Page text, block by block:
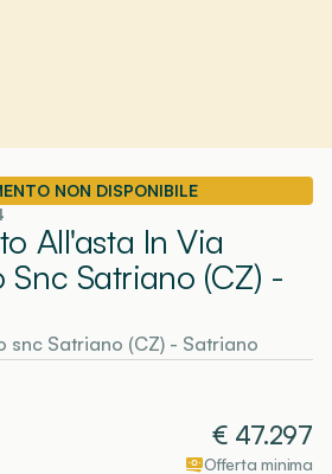
NON DISPONIBILE
All'asta In Via
Snc Satriano (CZ) -
snc Satriano (CZ) - Satriano
€ 47.297
Offerta minima